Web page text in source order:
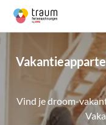
Vind je droom-